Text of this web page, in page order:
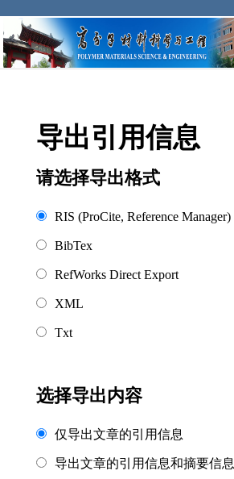
导出引用信息
请选择导出格式
RIS (ProCite, Reference Manager)
BibTex
RefWorks Direct Export
XML
Txt
选择导出内容
仅导出文章的引用信息
导出文章的引用信息和摘要信息